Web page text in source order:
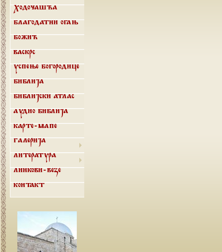
Ходочашћа
Благодатни огањ
Божић
Васкрс
Успење Богородице
Библија
Библијски атлас
Аудио библија
Карте-мапе
Галерија
Литература
Линкови-везе
Контакт